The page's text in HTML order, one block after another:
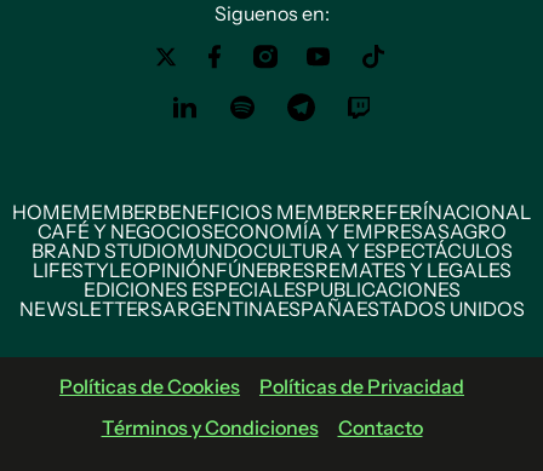
Siguenos en:
HOMEMEMBERBENEFICIOS MEMBERREFERÍNACIONAL
CAFÉ Y NEGOCIOSECONOMÍA Y EMPRESASAGRO
BRAND STUDIOMUNDOCULTURA Y ESPECTÁCULOS
LIFESTYLEOPINIÓNFÚNEBRESREMATES Y LEGALES
EDICIONES ESPECIALESPUBLICACIONES
NEWSLETTERSARGENTINAESPAÑAESTADOS UNIDOS
Políticas de Cookies
Políticas de Privacidad
Términos y Condiciones
Contacto